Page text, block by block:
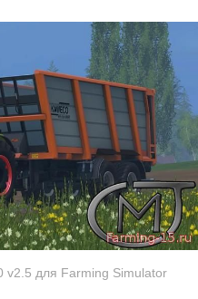
v2.5 для Farming Simulator